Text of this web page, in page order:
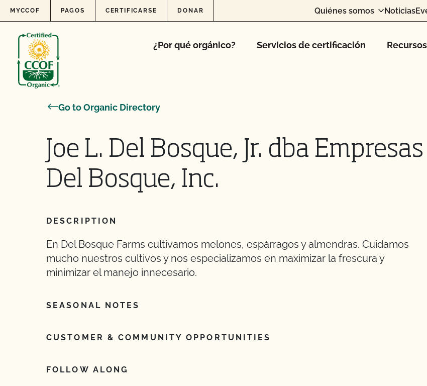
Skip to content
MYCCOF PAGOS CERTIFICARSE DONAR Quiénes somos Noticias
¿Por qué orgánico? Servicios de certificación Recursos
Go to Organic Directory
Joe L. Del Bosque, Jr. dba Empresas
Del Bosque, Inc.
DESCRIPTION
En Del Bosque Farms cultivamos melones, espárragos y almendras. Cuidamos
mucho nuestros cultivos y nos especializamos en maximizar la frescura y
minimizar el manejo innecesario.
SEASONAL NOTES
CUSTOMER & COMMUNITY OPPORTUNITIES
FOLLOW ALONG